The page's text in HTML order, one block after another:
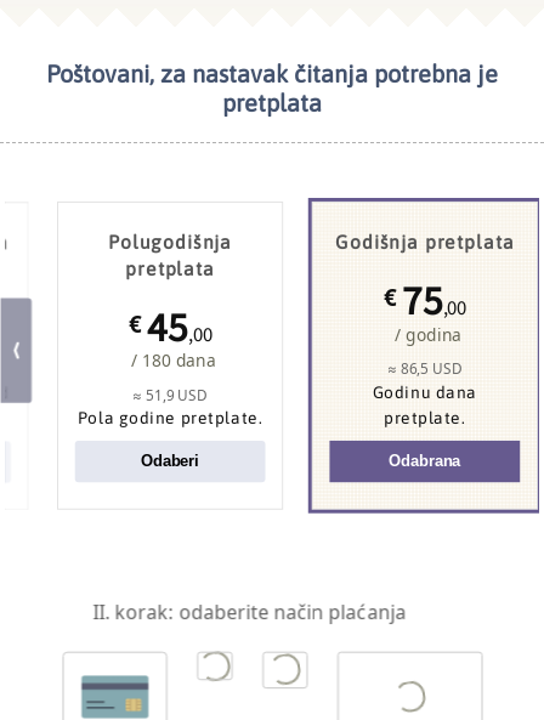
Poštovani, za nastavak čitanja potrebna je
pretplata
Polugodišnja
pretplata
€45,00
/ 180 dana
≈ 51,9 USD
Pola godine pretplate.
Odaberi
Godišnja pretplata
€75,00
/ godina
≈ 86,5 USD
Godinu dana
pretplate.
Odabrana
II. korak: odaberite način plaćanja